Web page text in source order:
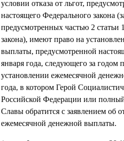
условии отказа от льгот,
настоящего Федерального закона
предусмотренных частью 2 статьи
закона), имеют право на
выплаты, предусмотренной
января года, следующего за годом
установлении ежемесячной
года, в котором Герой
Российской Федерации или
Славы обратится с заявлением об
ежемесячной денежной выплаты.